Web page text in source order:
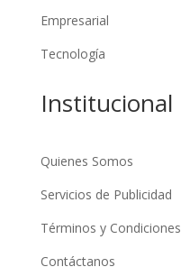
Empresarial
Tecnología
Institucional
Quienes Somos
Servicios de Publicidad
Términos y Condiciones
Contáctanos